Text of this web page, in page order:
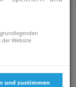
Website
und zustimmen